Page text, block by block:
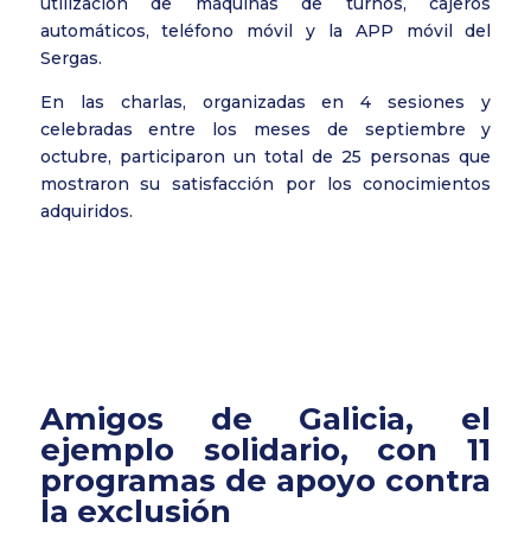
automáticos, teléfono móvil y la APP móvil del
Sergas.
En las charlas, organizadas en 4 sesiones y
celebradas entre los meses de septiembre y
octubre, participaron un total de 25 personas que
mostraron su satisfacción por los conocimientos
adquiridos.
Amigos de Galicia, el
ejemplo solidario, con 11
programas de apoyo contra
la exclusión